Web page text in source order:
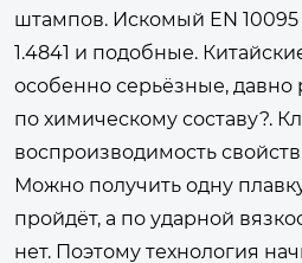
штампов. Искомый EN 10095
1.4841 и подобные.
особенно серьёзные, давно
по химическому составу?.
воспроизводимость
Можно получить одну
пройдёт, а по ударной
нет. Поэтому технология